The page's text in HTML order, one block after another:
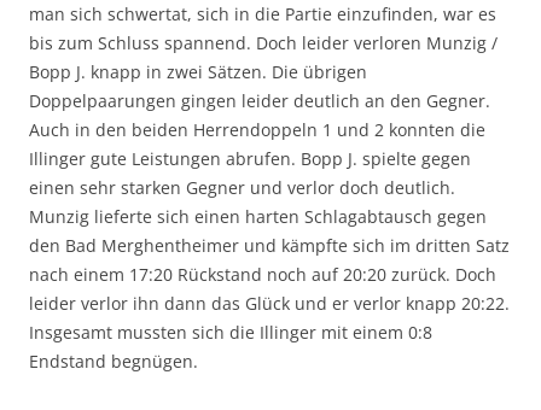
man sich schwertat, sich in die Partie einzufinden, war es
bis zum Schluss spannend. Doch leider verloren Munzig /
Bopp J. knapp in zwei Sätzen. Die übrigen
Doppelpaarungen gingen leider deutlich an den Gegner.
Auch in den beiden Herrendoppeln 1 und 2 konnten die
Illinger gute Leistungen abrufen. Bopp J. spielte gegen
einen sehr starken Gegner und verlor doch deutlich.
Munzig lieferte sich einen harten Schlagabtausch gegen
den Bad Merghentheimer und kämpfte sich im dritten Satz
nach einem 17:20 Rückstand noch auf 20:20 zurück. Doch
leider verlor ihn dann das Glück und er verlor knapp 20:22.
Insgesamt mussten sich die Illinger mit einem 0:8
Endstand begnügen.